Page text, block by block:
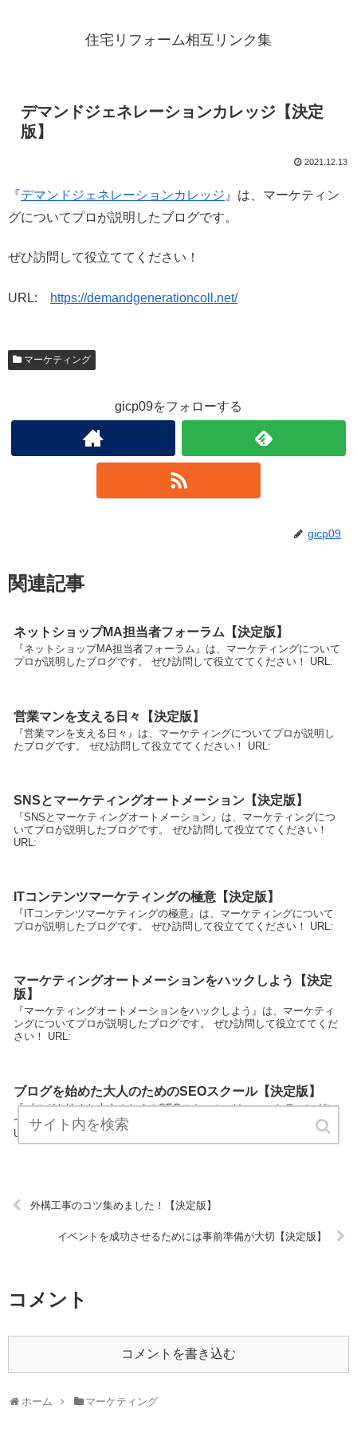
住宅リフォーム相互リンク集
デマンドジェネレーションカレッジ【決定
版】
2021.12.13
『デマンドジェネレーションカレッジ 』は、マーケティン
グについてプロが説明したブログです。
ぜひ訪問して役立ててください！
URL: https://demandgenerationcoll.net/
マーケティング
gicp09をフォローする
gicp09
関連記事
ネットショップMA担当者フォーラム【決定版】
『ネットショップMA担当者フォーラム』は、マーケティングについて
プロが説明したブログです。 ぜひ訪問して役立ててください！ URL:
営業マンを支える日々【決定版】
『営業マンを支える日々』は、マーケティングについてプロが説明し
たブログです。 ぜひ訪問して役立ててください！ URL:
SNSとマーケティングオートメーション【決定版】
『SNSとマーケティングオートメーション』は、マーケティングにつ
いてプロが説明したブログです。 ぜひ訪問して役立ててください！
URL:
ITコンテンツマーケティングの極意【決定版】
『ITコンテンツマーケティングの極意』は、マーケティングについて
プロが説明したブログです。 ぜひ訪問して役立ててください！ URL:
マーケティングオートメーションをハックしよう【決定
版】
『マーケティングオートメーションをハックしよう』は、マーケティ
ングについてプロが説明したブログです。 ぜひ訪問して役立ててくだ
さい！ URL:
ブログを始めた大人のためのSEOスクール【決定版】
『ブログを始めた大人のためのSEOスクール』は、マーケティングに
ついてプロが説明したブログです。 ぜひ訪問して役立ててください！
URL:
外構工事のコツ集めました！【決定版】
イベントを成功させるためには事前準備が大切【決定版】
コメント
コメントを書き込む
ホーム マーケティング